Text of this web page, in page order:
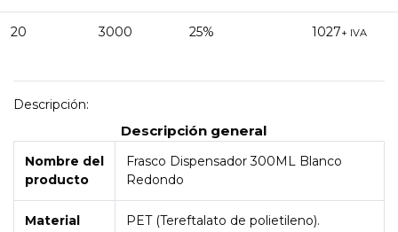
20 3000 25% 1027+ IVA
Descripción:
Descripción general
Nombre del
producto
Frasco Dispensador 300ML Blanco
Redondo
Material PET (Tereftalato de polietileno).